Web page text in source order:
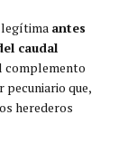
legítima antes
caudal
complemento
que,
herederos